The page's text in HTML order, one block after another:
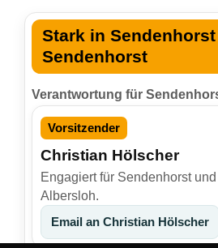
Stark in
Sendenhorst
Verantwortung für
Vorsitzender
Christian Hölscher
Engagiert für Sendenhorst und
Albersloh.
Email an Christian Hölscher